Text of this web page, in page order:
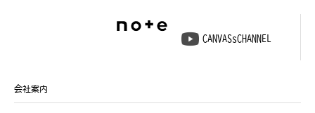
CANVASsCHANNEL
会社案内